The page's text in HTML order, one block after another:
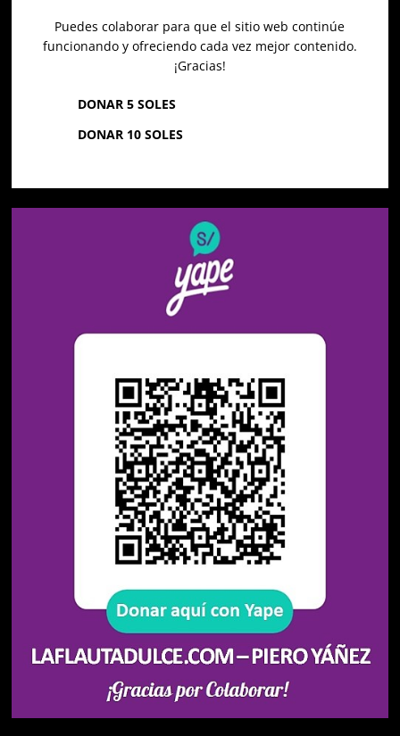
Puedes colaborar para que el sitio web continúe
funcionando y ofreciendo cada vez mejor contenido.
¡Gracias!
DONAR 5 SOLES
DONAR 10 SOLES